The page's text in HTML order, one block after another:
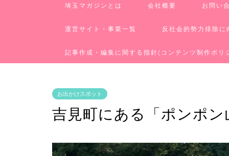
埼玉マガジンとは 会社概要 お問い
運営サイト・事業一覧 反社会的勢力排除
記事作成・編集に関する指針(コンテンツ制作ポリ
お出かけスポット
吉見町にある「ポンポ